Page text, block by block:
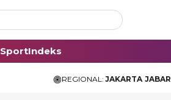
SportIndeks
REGIONAL: JAKARTA JABAR